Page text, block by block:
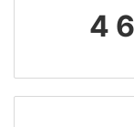
4